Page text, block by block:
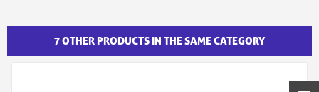
7 OTHER PRODUCTS IN THE SAME CATEGORY